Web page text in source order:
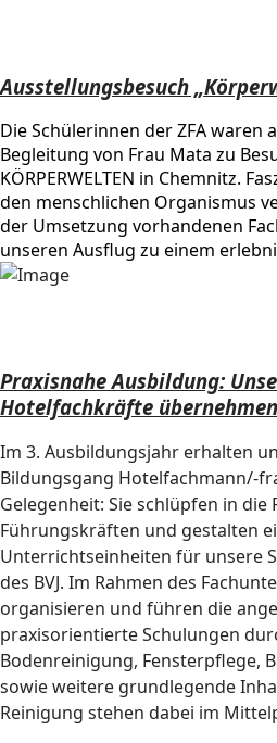
Ausstellungsbesuch
Die Schülerinnen der ZFA waren
Begleitung von Frau Mata zu
KÖRPERWELTEN in Chemnitz.
den menschlichen Organismus
der Umsetzung vorhandenen
unseren Ausflug zu einem
Praxisnahe Ausbildung:
Hotelfachkräfte
Im 3. Ausbildungsjahr erhalten
Bildungsgang Hotelfachmann/-
Gelegenheit: Sie schlüpfen in die
Führungskräften und gestalten
Unterrichtseinheiten für unsere
des BVJ. Im Rahmen des
organisieren und führen die
praxisorientierte Schulungen
Bodenreinigung, Fensterpflege,
sowie weitere grundlegende
Reinigung stehen dabei im